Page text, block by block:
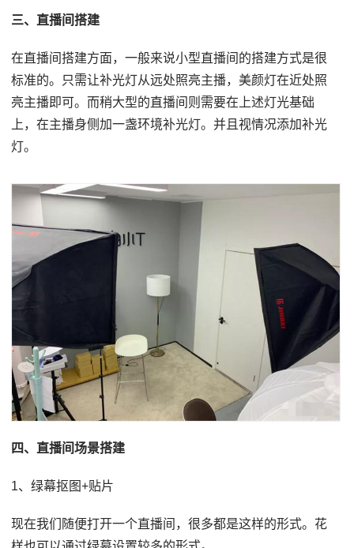
三、直播间搭建
在直播间搭建方面，一般来说小型直播间的搭建方式是很
标准的。只需让补光灯从远处照亮主播，美颜灯在近处照
亮主播即可。而稍大型的直播间则需要在上述灯光基础
上，在主播身侧加一盏环境补光灯。并且视情况添加补光
灯。
四、直播间场景搭建
1、绿幕抠图+贴片
现在我们随便打开一个直播间，很多都是这样的形式。花